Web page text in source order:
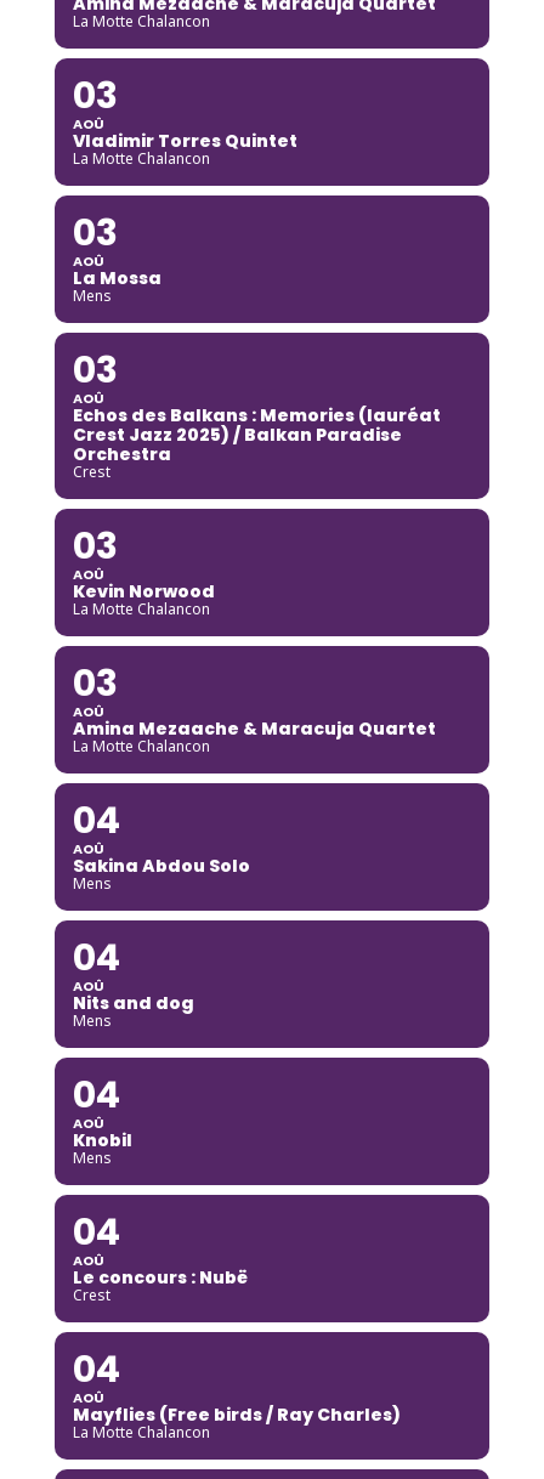
La Motte Chalancon
03
AOÛ
Vladimir Torres Quintet
La Motte Chalancon
03
AOÛ
La Mossa
Mens
03
AOÛ
Echos des Balkans : Memories (lauréat
Crest Jazz 2025) / Balkan Paradise
Orchestra
Crest
03
AOÛ
Kevin Norwood
La Motte Chalancon
03
AOÛ
Amina Mezaache & Maracuja Quartet
La Motte Chalancon
04
AOÛ
Sakina Abdou Solo
Mens
04
AOÛ
Nits and dog
Mens
04
AOÛ
Knobil
Mens
04
AOÛ
Le concours : Nubë
Crest
04
AOÛ
Mayflies (Free birds / Ray Charles)
La Motte Chalancon